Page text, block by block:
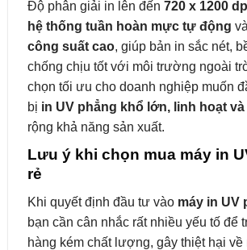
Độ phân giải in lên đến 720 x 1200
hệ thống tuần hoàn mực tự động và
công suất cao, giúp bản in sắc nét,
chống chịu tốt với môi trường ngoài
chọn tối ưu cho doanh nghiệp muốn
bị in UV phẳng khổ lớn, linh hoạt
rộng khả năng sản xuất.
Lưu ý khi chọn mua máy in
rẻ
Khi quyết định đầu tư vào máy in UV
bạn cần cân nhắc rất nhiều yếu tố để
hàng kém chất lượng, gây thiệt hại về